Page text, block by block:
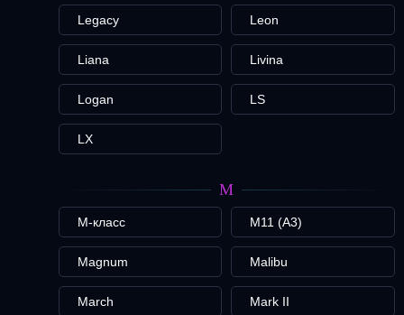
Legacy Leon
Liana Livina
Logan LS
LX
M
M-класс M11 (A3)
Magnum Malibu
March Mark II